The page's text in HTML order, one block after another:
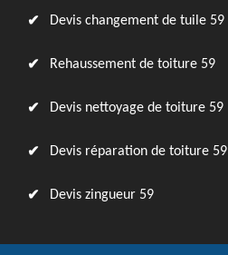
Devis changement de tuile 59
Rehaussement de toiture 59
Devis nettoyage de toiture 59
Devis réparation de toiture 59
Devis zingueur 59